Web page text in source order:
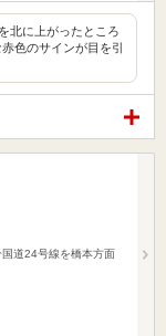
北に上がったところ
色のサインが目を引
道24号線を橋本方面